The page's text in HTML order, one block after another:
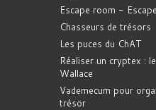
Escape room -
Chasseurs de trésors
Les puces du ChAT
Réaliser un cryptex :
Wallace
Vademecum pour
trésor